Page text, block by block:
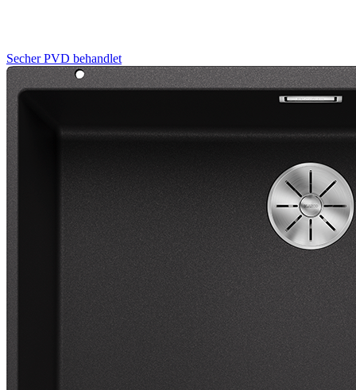
SecherPVD behandlet